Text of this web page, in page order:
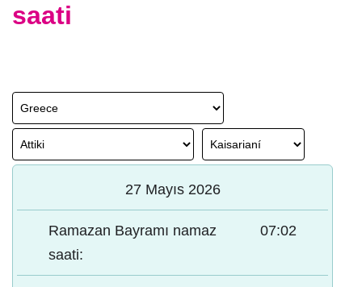
saati
27 Mayıs 2026
Ramazan Bayramı namaz
saati:
07:02